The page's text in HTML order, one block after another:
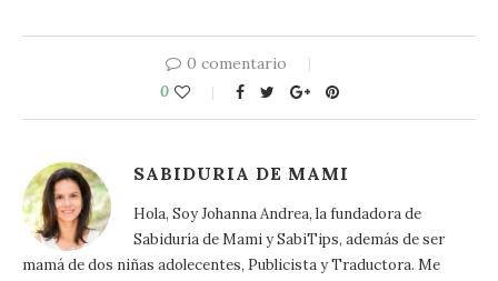
0 comentario
0
SABIDURIA DE MAMI
Hola, Soy Johanna Andrea, la fundadora de
Sabiduría de Mami y SabiTips, además de ser
mamá de dos niñas adolecentes, Publicista y Traductora. Me